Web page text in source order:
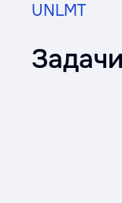
UNLMT